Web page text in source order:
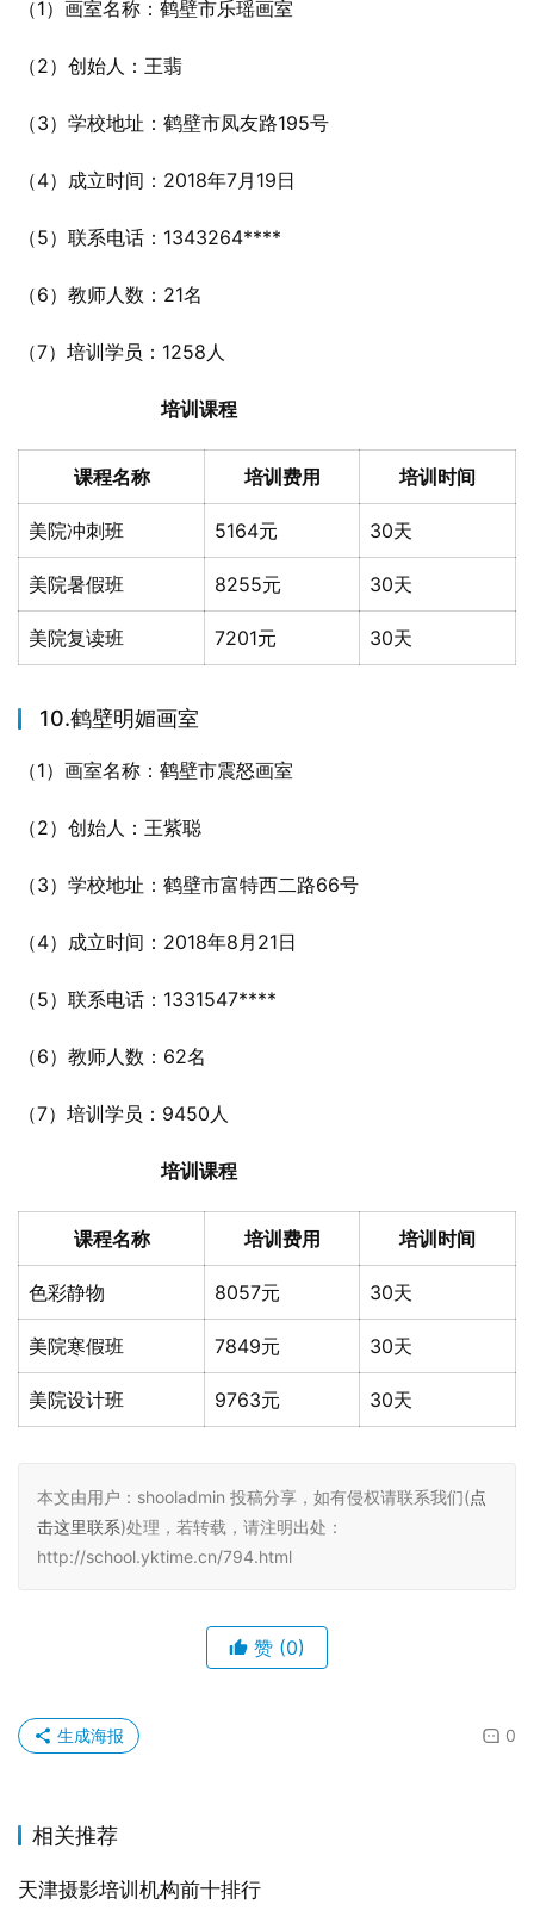
（1）画室名称：鹤壁市乐瑶画室
（2）创始人：王翡
（3）学校地址：鹤壁市凤友路195号
（4）成立时间：2018年7月19日
（5）联系电话：1343264****
（6）教师人数：21名
（7）培训学员：1258人
培训课程
课程名称 培训费用 培训时间
美院冲刺班 5164元 30天
美院暑假班 8255元 30天
美院复读班 7201元 30天
10.鹤壁明媚画室
（1）画室名称：鹤壁市震怒画室
（2）创始人：王紫聪
（3）学校地址：鹤壁市富特西二路66号
（4）成立时间：2018年8月21日
（5）联系电话：1331547****
（6）教师人数：62名
（7）培训学员：9450人
培训课程
课程名称 培训费用 培训时间
色彩静物 8057元 30天
美院寒假班 7849元 30天
美院设计班 9763元 30天
本文由用户：shooladmin 投稿分享，如有侵权请联系我们(点
击这里联系)处理，若转载，请注明出处：
http://school.yktime.cn/794.html
赞 (0)
0
生成海报
相关推荐
天津摄影培训机构前十排行